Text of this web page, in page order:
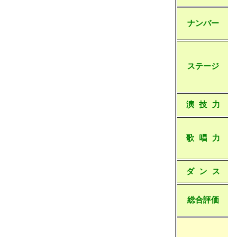
ナンバー
ステージ
演 技 力
歌 唱 力
ダ ン ス
総合評価